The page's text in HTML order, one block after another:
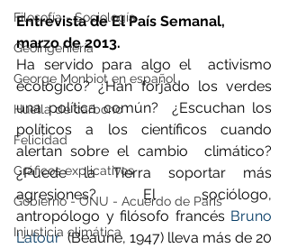
Filosofía - Sociología
Geoingeniería
George Monbiot en español
Huella de carbono
Felicidad
Gráficos explicativos
Gobierno - ONU - Acuerdo de Paris
Injusticia climática
Entrevista de El País Semanal,
marzo de 2013.
Ha servido para algo el  activismo
ecológico? ¿Han forjado los verdes
una política común?  ¿Escuchan los
políticos a los científicos cuando
alertan sobre el cambio  climático?
¿Puede la Tierra soportar más
agresiones? El sociólogo,
antropólogo y filósofo francés Bruno
Latour
  (Beaune, 1947) lleva más de 20